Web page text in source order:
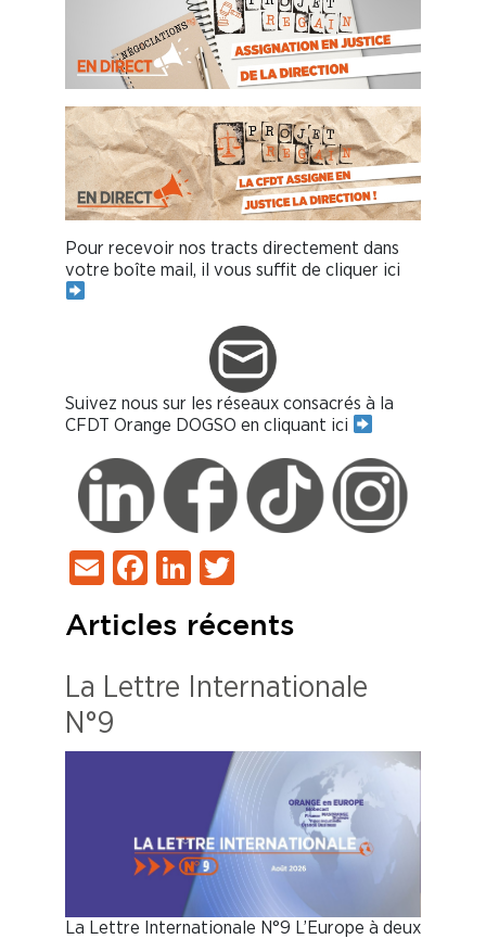
Pour recevoir nos tracts directement dans
votre boîte mail, il vous suffit de cliquer ici
Suivez nous sur les réseaux consacrés à la
CFDT Orange DOGSO en cliquant ici
EmailFacebook
LinkedIn
Articles récents
La Lettre Internationale
N°9
La Lettre Internationale N°9 L’Europe à deux